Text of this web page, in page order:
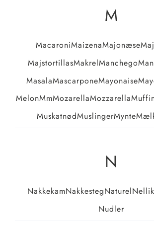
M
MacaroniMaizenaMajonæse
MajstortillasMakrelManchego
MasalaMascarponeMayonaise
MelonMmMozarellaMozzarella
MuskatnødMuslingerMynte
N
NakkekamNakkestegNaturel
Nudler